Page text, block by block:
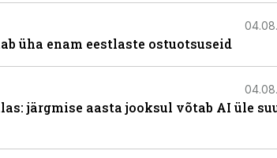
üha enam eestlaste ostuotsuseid
järgmise aasta jooksul võtab AI üle